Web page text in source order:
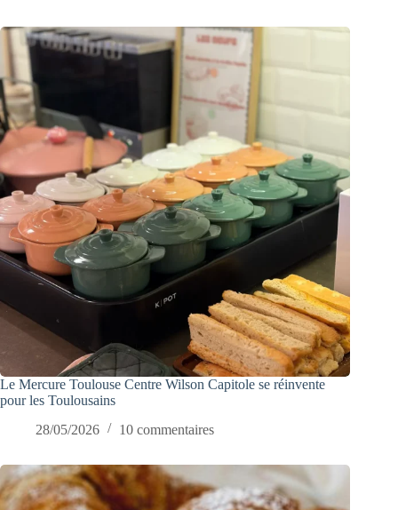
Le Mercure Toulouse Centre Wilson Capitole se réinvente
pour les Toulousains
28/05/2026
10 commentaires